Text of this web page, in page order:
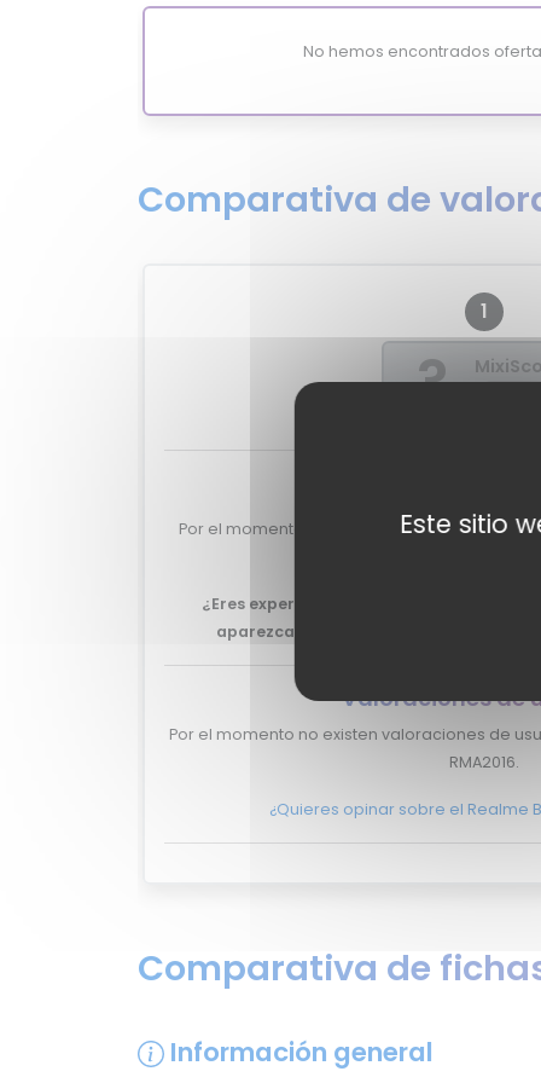
No hemos encontrados
Comparativa de
1
?
Por el momento no tenemos valoraciones de
¿Eres experto y quieres que tu review del
aparezca aquí?
Valoraciones de
Por el momento no existen valoraciones de
RMA2016.
¿Quieres opinar sobre el Realme
Comparativa de
Información general
Este sitio